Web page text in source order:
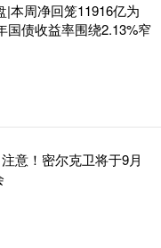
|本周净回笼11916亿为
国债收益率围绕2.13%窄
意！密尔克卫将于9月